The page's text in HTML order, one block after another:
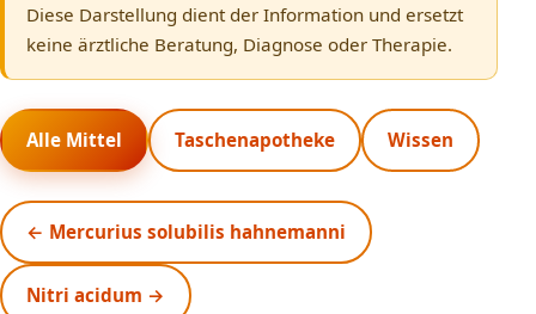
Diese Darstellung dient der Information und ersetzt
keine ärztliche Beratung, Diagnose oder Therapie.
Alle Mittel Taschenapotheke Wissen
← Mercurius solubilis hahnemanni
Nitri acidum →